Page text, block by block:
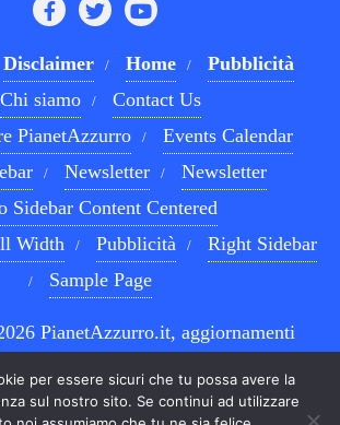
Disclaimer Home
Pubblicità
Chi siamo
Contact Us
PianetAzzurro
Events Calendar
Newsletter
Newsletter
Sidebar Content Centered
Width
Pubblicità
Right Sidebar
Sample Page
PianetAzzurro.it, aggiornamenti
Powered byWordPress & Designed by
per essere sicuri che tu possa avere la
sul nostro sito. Se continui ad utilizzare